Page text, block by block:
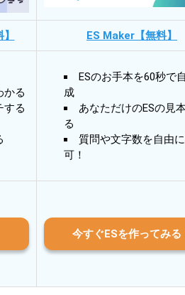
ES Maker【無料】
かる
する
ESのお手本を60秒で
成
あなただけのESの見
る
質問や文字数を自由
可！
今すぐESを作ってみる